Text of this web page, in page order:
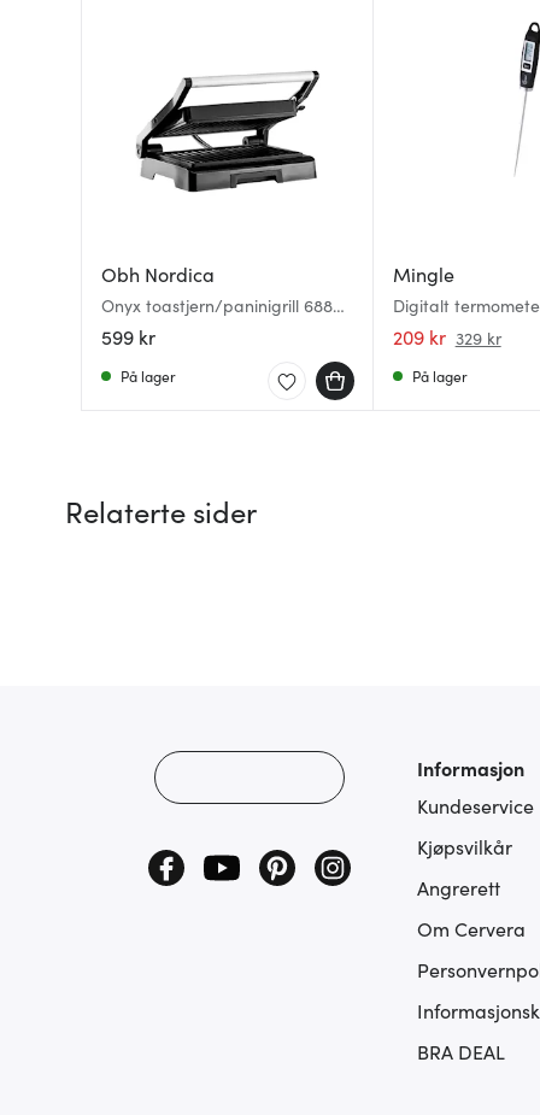
Obh Nordica
Onyx toastjern/paninigrill 6889
1000W svart
599 kr
På lager
Mingle
Digitalt
209 kr 329 kr
På lager
Relaterte sider
Informasjon
Kundeservice
Kjøpsvilkår
Angrerett
Om Cervera
BRA DEAL